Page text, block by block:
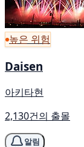
높은 위험
Daisen
아키타현
2,130건의 출몰
알림